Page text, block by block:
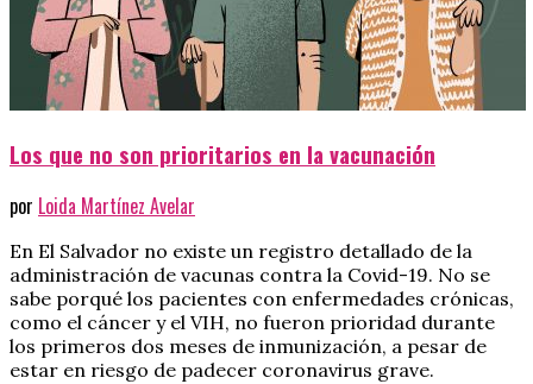
Los que no son prioritarios en la vacunación
por Loida Martínez Avelar
En El Salvador no existe un registro detallado de la
administración de vacunas contra la Covid-19. No se
sabe porqué los pacientes con enfermedades crónicas,
como el cáncer y el VIH, no fueron prioridad durante
los primeros dos meses de inmunización, a pesar de
estar en riesgo de padecer coronavirus grave.